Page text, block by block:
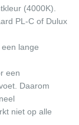
(4000K).
PL-C of Dulux
lange
een
Daarom
niet op alle